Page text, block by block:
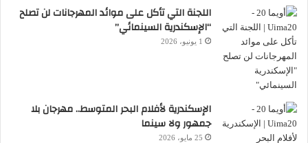
اللجنة التي تأكل على موائد المهرجانات لن تصلح
“الإسكندرية السينمائي”
1 يونيو، 2026
الإسكندرية لأفلام البحر المتوسط.. مهرجان بلا
جمهور ولا سينما
25 مايو، 2026